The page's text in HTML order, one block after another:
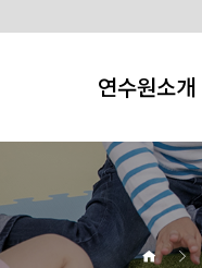
연수원소개